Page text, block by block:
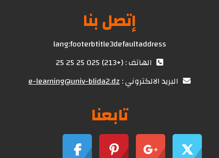
إتصل بنا
lang:footerbtitle3defaultaddress
الهاتف : (+213) 025 25 25 25
البريد الالكتروني :e-learning@univ-blida2.dz
تابعنا